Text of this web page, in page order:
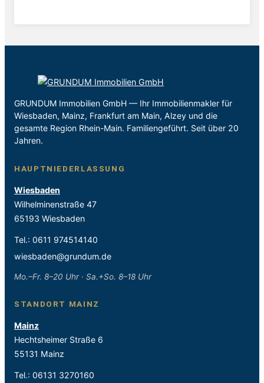
GRUNDUM Immobilien GmbH — Ihr Immobilienmakler für
Wiesbaden, Mainz, Frankfurt am Main, Alzey und die
gesamte Region Rhein-Main. Familiengeführt. Seit über 20
Jahren.
HAUPTNIEDERLASSUNG
Wiesbaden
Wilhelminenstraße 47
65193 Wiesbaden
Tel.: 0611 974514140
wiesbaden@grundum.de
Mo.–Fr. 8–20 Uhr · Sa.+So. 8–18 Uhr
STANDORT MAINZ
Mainz
Hechtsheimer Straße 6
55131 Mainz
Tel.: 06131 3270160